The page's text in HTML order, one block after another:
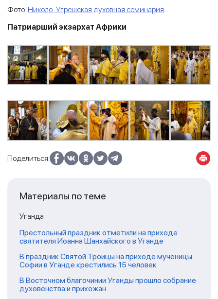
Фото: Николо-Угрешская духовная семинария
Патриарший экзархат Африки
Поделиться:
Материалы по теме
Уганда
Престольный праздник отметили на приходе
святителя Иоанна Шанхайского в Уганде
В праздник Святой Троицы на приходе мученицы
Софии в Уганде крестились 15 человек
В Восточном благочинии Уганды прошло собрание
духовенства и прихожан